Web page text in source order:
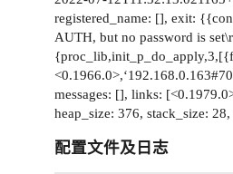
registered_name: [], exit:
AUTH, but no password is
messages: [], links:
heap_size: 376, stack_size:
配置文件及日志